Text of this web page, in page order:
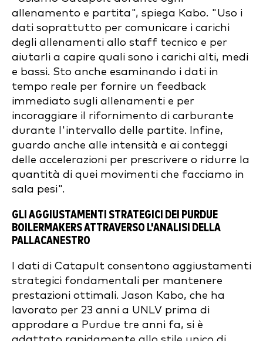
allenamento e partita", spiega Kabo. "Uso i
dati soprattutto per comunicare i carichi
degli allenamenti allo staff tecnico e per
aiutarli a capire quali sono i carichi alti, medi
e bassi. Sto anche esaminando i dati in
tempo reale per fornire un feedback
immediato sugli allenamenti e per
incoraggiare il rifornimento di carburante
durante l'intervallo delle partite. Infine,
guardo anche alle intensità e ai conteggi
delle accelerazioni per prescrivere o ridurre la
quantità di quei movimenti che facciamo in
sala pesi".
GLI AGGIUSTAMENTI STRATEGICI DEI PURDUE
BOILERMAKERS ATTRAVERSO L'ANALISI DELLA
PALLACANESTRO
I dati di Catapult consentono aggiustamenti
strategici fondamentali per mantenere
prestazioni ottimali. Jason Kabo, che ha
lavorato per 23 anni a UNLV prima di
approdare a Purdue tre anni fa, si è